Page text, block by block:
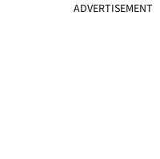
ADVERTISEMENT